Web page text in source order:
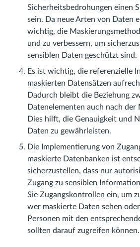
Sicherheitsbedrohungen einen
sein. Da neue Arten von Daten
wichtig, die
und zu verbessern, um
sensiblen Daten geschützt sind.
Es ist wichtig, die referenzielle
maskierten Datensätzen
Dadurch bleibt die Beziehung
Datenelementen auch nach
Dies hilft, die Genauigkeit und
Daten zu gewährleisten.
Die Implementierung von
maskierte Datenbanken ist
sicherzustellen, dass nur
Zugang zu sensiblen
Sie Zugangskontrollen ein, um
wer maskierte Daten sehen
Personen mit den
sollten darauf zugreifen können.